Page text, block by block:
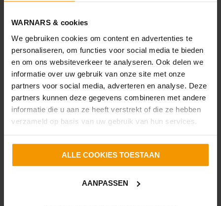
WARNARS & cookies
We gebruiken cookies om content en advertenties te
personaliseren, om functies voor social media te bieden
en om ons websiteverkeer te analyseren. Ook delen we
informatie over uw gebruik van onze site met onze
partners voor social media, adverteren en analyse. Deze
partners kunnen deze gegevens combineren met andere
informatie die u aan ze heeft verstrekt of die ze hebben
verzameld op basis van uw gebruik van hun services.
ALLE COOKIES TOESTAAN
AANPASSEN
De woonwijk is ruim opgezet, kindvriendelijke woonwijk met
scholen en winkels in de nabije omgeving. Ook de duinen
en het strand zijn op korte afstand gelegen. Aan zowel de
buiten- als binnenzijde is de woning goed onderhouden en
netjes afgewerkt. Parkeren kan op de eigen oprit of aan
de voorzijde van de woning.
Indeling: entree woning, hal met meterkast, toilet en
goede lichtinval dankzij de raampartijen aan de voor- en
achterzijde. De open keuken bevindt zich aan de voorzijde
van de woning en deze is modern uitgevoerd. Qua
inbouwapparatuur tref je een inductiekookplaat,